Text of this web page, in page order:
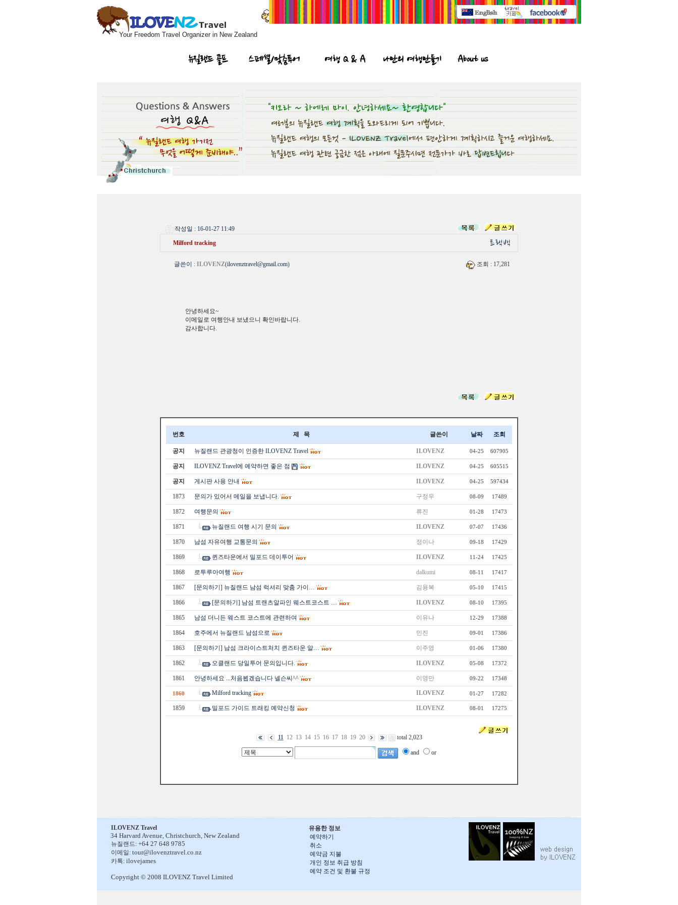
Your Freedom Travel Organizer in New Zealand
뉴질랜드 골프 스페셜/맞춤투어 여행 Q & A 나만의 여행만들기 About us
작성일 : 16-01-27 11:49
Milford tracking
글쓴이 : ILOVENZ(ilovenztravel@gmail.com) 조회 : 17,281
안녕하세요~
이메일로 여행안내 보냈으니 확인바랍니다.
감사합니다.
번호 제 목 글쓴이 날짜 조회
공지 뉴질랜드 관광청이 인증한 ILOVENZ Travel ILOVENZ 04-25 607905
공지 ILOVENZ Travel에 예약하면 좋은 점 ILOVENZ 04-25 605515
공지 게시판 사용 안내 ILOVENZ 04-25 597434
1873 문의가 있어서 메일을 보냅니다. 구정우 08-09 17489
1872 여행문의 류진 01-28 17473
1871 뉴질랜드 여행 시기 문의 ILOVENZ 07-07 17436
1870 남섬 자유여행 교통문의 정이나 09-18 17429
1869 퀸즈타운에서 밀포드 데이투어 ILOVENZ 11-24 17425
1868 로투루아여행 dalkumi 08-11 17417
1867 [문의하기] 뉴질랜드 남섬 럭셔리 맞춤 가이… 김용복 05-10 17415
1866 [문의하기] 남섬 트랜츠알파인 웨스트코스트 … ILOVENZ 08-10 17395
1865 남섬 더니든 웨스트 코스트에 관련하여 이유나 12-29 17388
1864 호주에서 뉴질랜드 남섬으로 민진 09-01 17386
1863 [문의하기] 남섬 크라이스트처치 퀸즈타운 알… 이주영 01-06 17380
1862 오클랜드 당일투어 문의입니다. ILOVENZ 05-08 17372
1861 안녕하세요 ...처음뵙겠습니다 넬슨씨^^ 이영만 09-22 17348
1860 Milford tracking ILOVENZ 01-27 17282
1859 밀포드 가이드 트래킹 예약신청 ILOVENZ 08-01 17275
11 12 13 14 15 16 17 18 19 20 total 2,023
and or
유용한 정보
예약하기
취소
예약금 지불
개인 정보 취급 방침
예약 조건 및 환불 규정
ILOVENZ Travel
34 Harvard Avenue, Christchurch, New Zealand
뉴질랜드: +64 27 648 9785
이메일: tour@ilovenztravel.co.nz
카톡: ilovejames
Copyright © 2008 ILOVENZ Travel Limited